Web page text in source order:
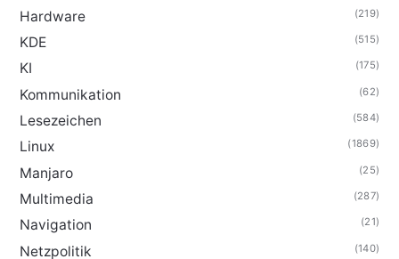
Hardware (219)
KDE (515)
KI (175)
Kommunikation (62)
Lesezeichen (584)
Linux (1869)
Manjaro (25)
Multimedia (287)
Navigation (21)
Netzpolitik (140)